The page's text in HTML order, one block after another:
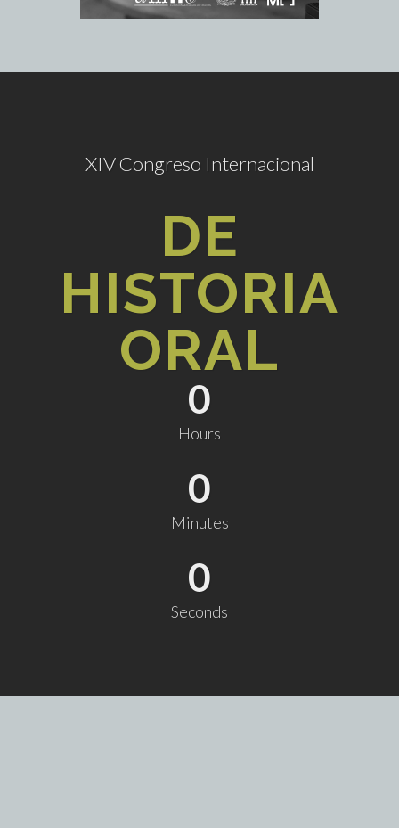
XIV Congreso Internacional
DE
HISTORIA
ORAL
0
Hours
0
Minutes
0
Seconds